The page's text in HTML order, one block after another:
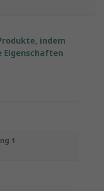
indem
Eigenschaften
1